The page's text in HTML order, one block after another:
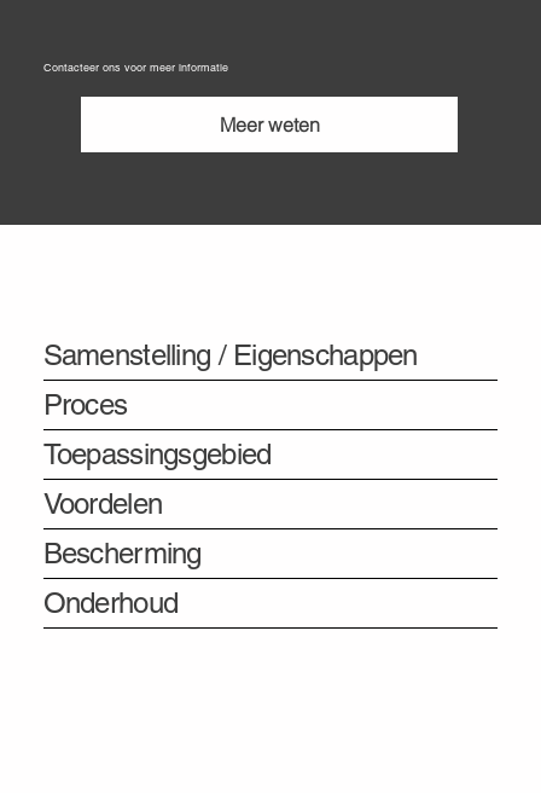
Contacteer ons voor meer informatie
Meer weten
Samenstelling / Eigenschappen
Proces
Toepassingsgebied
Voordelen
Bescherming
Onderhoud